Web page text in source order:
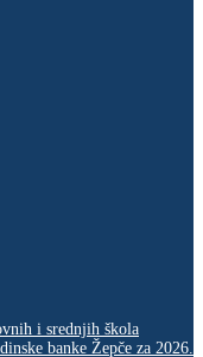
i srednjih škola
banke Žepče za 2026.